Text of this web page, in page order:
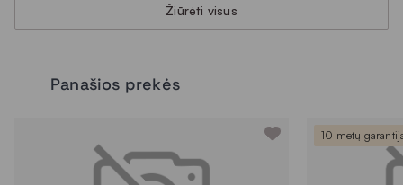
Žiūrėti visus
Panašios prekės
10 metų